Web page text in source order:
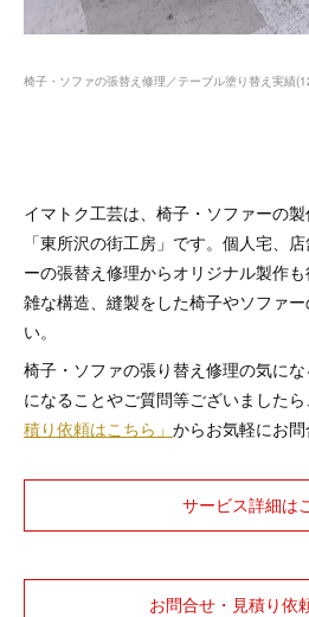
椅子・ソファの張替え修理／テーブル塗り替え実績(
イマトク工芸は、椅子・ソファーの
「東所沢の街工房」です。個人宅、
ーの張替え修理からオリジナル製作
雑な構造、縫製をした椅子やソファ
い。
椅子・ソファの張り替え修理の気に
になることやご質問等ございました
積り依頼はこちら」 からお気軽にお問
サービス詳細は
お問合せ・見積り依